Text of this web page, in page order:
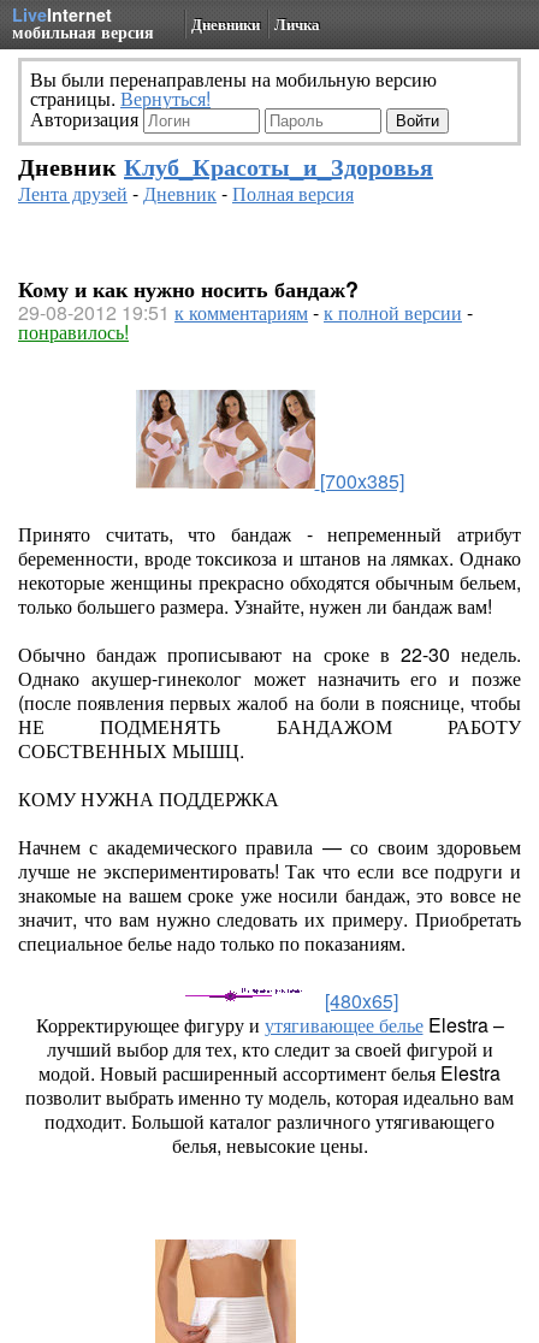
LiveInternet
мобильная версия Дневники Личка
Вы были перенаправлены на мобильную версию
страницы. Вернуться!
Авторизация
Дневник Клуб_Красоты_и_Здоровья
Лента друзей -Дневник-Полная версия
Кому и как нужно носить бандаж?
29-08-2012 19:51 к комментариям-к полной версии -
понравилось!
[700x385]
Принято считать, что бандаж - непременный атрибут
беременности, вроде токсикоза и штанов на лямках. Однако
некоторые женщины прекрасно обходятся обычным бельем,
только большего размера. Узнайте, нужен ли бандаж вам!
Обычно бандаж прописывают на сроке в 22-30 недель.
Однако акушер-гинеколог может назначить его и позже
(после появления первых жалоб на боли в пояснице, чтобы
НЕ ПОДМЕНЯТЬ БАНДАЖОМ РАБОТУ
СОБСТВЕННЫХ МЫШЦ.
КОМУ НУЖНА ПОДДЕРЖКА
Начнем с академического правила — со своим здоровьем
лучше не экспериментировать! Так что если все подруги и
знакомые на вашем сроке уже носили бандаж, это вовсе не
значит, что вам нужно следовать их примеру. Приобретать
специальное белье надо только по показаниям.
[480x65]
Корректирующее фигуру и утягивающее бельеElestra –
лучший выбор для тех, кто следит за своей фигурой и
модой. Новый расширенный ассортимент белья Elestra
позволит выбрать именно ту модель, которая идеально вам
подходит. Большой каталог различного утягивающего
белья, невысокие цены.